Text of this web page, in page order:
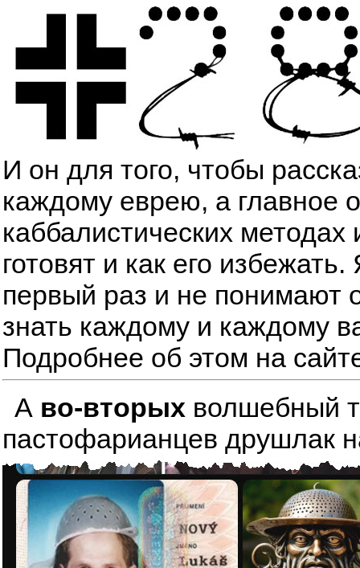
И он для того, чтобы
каждому еврею, а главное
каббалистических
готовят и как его
первый раз и не понимают
знать каждому и каждому
Подробнее об этом на
А во-вторых волшебный
пастофарианцев друшлак